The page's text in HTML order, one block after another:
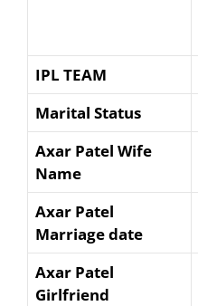
IPL TEAM
Marital Status
Axar Patel Wife
Name
Axar Patel
Marriage date
Axar Patel
Girlfriend